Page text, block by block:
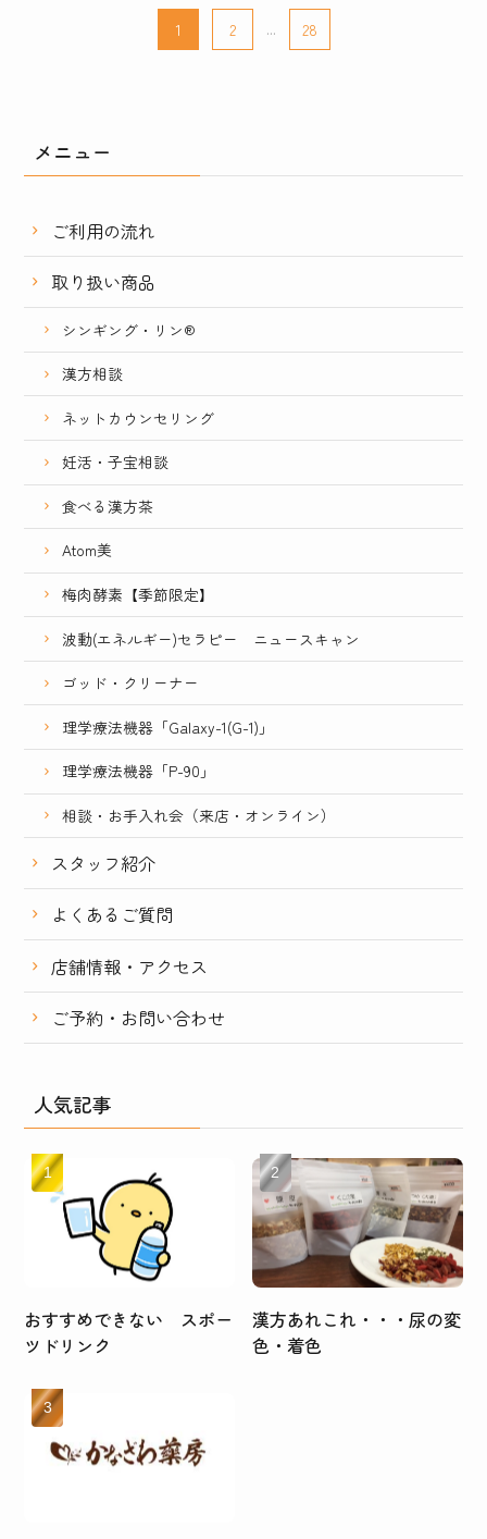
1 2 ... 28
メニュー
ご利用の流れ
取り扱い商品
シンギング・リン®
漢方相談
ネットカウンセリング
妊活・子宝相談
食べる漢方茶
Atom美
梅肉酵素【季節限定】
波動(エネルギー)セラピー ニュースキャン
ゴッド・クリーナー
理学療法機器「Galaxy-1(G-1)」
理学療法機器「P-90」
相談・お手入れ会（来店・オンライン）
スタッフ紹介
よくあるご質問
店舗情報・アクセス
ご予約・お問い合わせ
人気記事
おすすめできない スポー
ツドリンク
漢方あれこれ・・・尿の変
色・着色